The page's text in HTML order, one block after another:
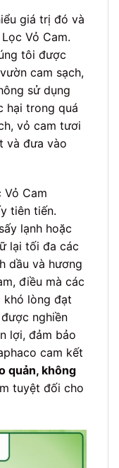
giá trị đó và
Vỏ Cam.
tôi được
cam sạch,
sử dụng
hại trong quá
vỏ cam tươi
và đưa vào
Cam
tiên tiến.
lạnh hoặc
lại tối đa các
dầu và hương
điều mà các
khó lòng đạt
nghiền
lợi, đảm bảo
cam kết
quản, không
tuyệt đối cho